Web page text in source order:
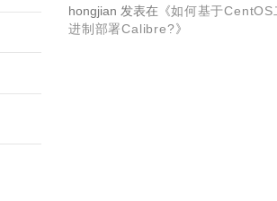
hongjian 发表在《如何基于CentOS
进制部署Calibre?》